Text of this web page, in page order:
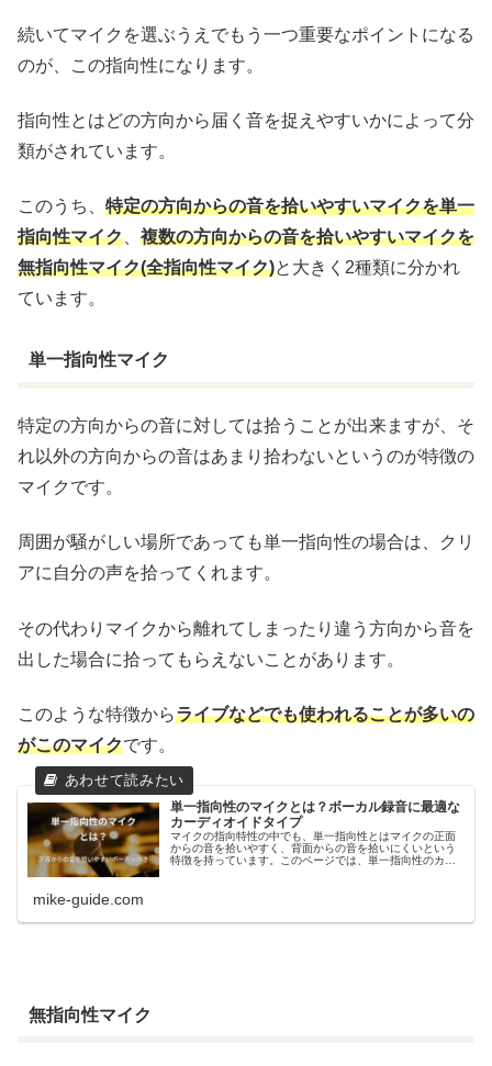
続いてマイクを選ぶうえでもう一つ重要なポイントになる
のが、この指向性になります。
指向性とはどの方向から届く音を捉えやすいかによって分
類がされています。
このうち、 特定の方向からの音を拾いやすいマイクを単一
指向性マイク
複数の方向からの音を拾いやすいマイクを
無指向性マイク(全指向性マイク)と大きく2種類に分かれ
ています。
単一指向性マイク
特定の方向からの音に対しては拾うことが出来ますが、そ
れ以外の方向からの音はあまり拾わないというのが特徴の
マイクです。
周囲が騒がしい場所であっても単一指向性の場合は、クリ
アに自分の声を拾ってくれます。
その代わりマイクから離れてしまったり違う方向から音を
出した場合に拾ってもらえないことがあります。
このような特徴からライブなどでも使われることが多いの
がこのマイクです。
単一指向性のマイクとは？ボーカル録音に最適な
カーディオイドタイプ
マイクの指向特性の中でも、単一指向性とはマイクの正面
からの音を拾いやすく、背面からの音を拾いにくいという
特徴を持っています。このページでは、単一指向性のカー
mike-guide.com
無指向性マイク